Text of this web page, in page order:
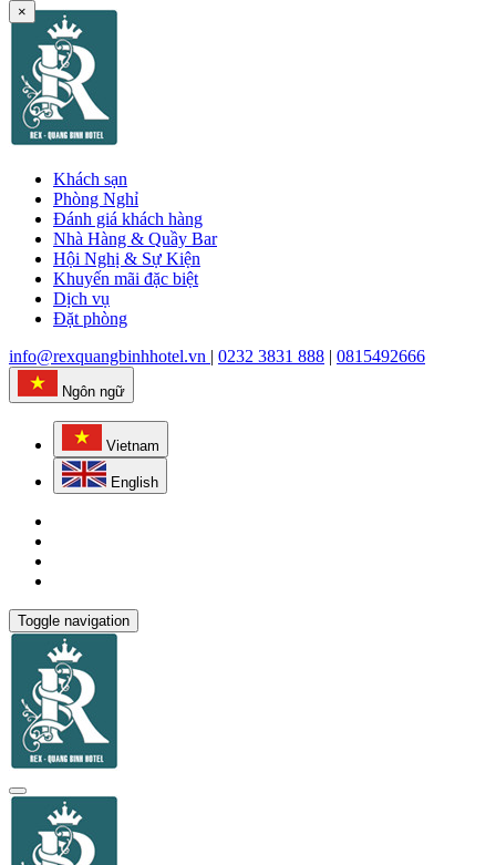
Khách sạn
Phòng Nghỉ
Đánh giá khách hàng
Nhà Hàng & Quầy Bar
Hội Nghị & Sự Kiện
Khuyến mãi đặc biệt
Dịch vụ
Đặt phòng
info@rexquangbinhhotel.vn | 0232 3831 888 | 0815492666
Ngôn ngữ
Vietnam
English
Toggle navigation
×